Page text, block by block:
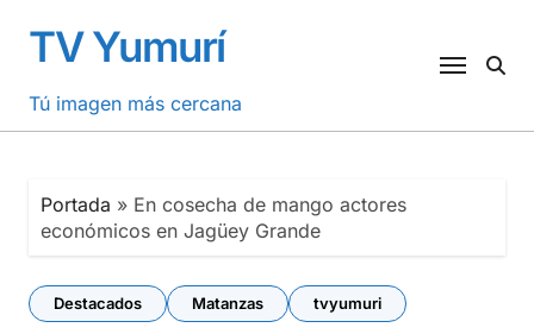
contenido
TV Yumurí
Tú imagen más cercana
Portada » En cosecha de mango actores
económicos en Jagüey Grande
Destacados Matanzas tvyumuri